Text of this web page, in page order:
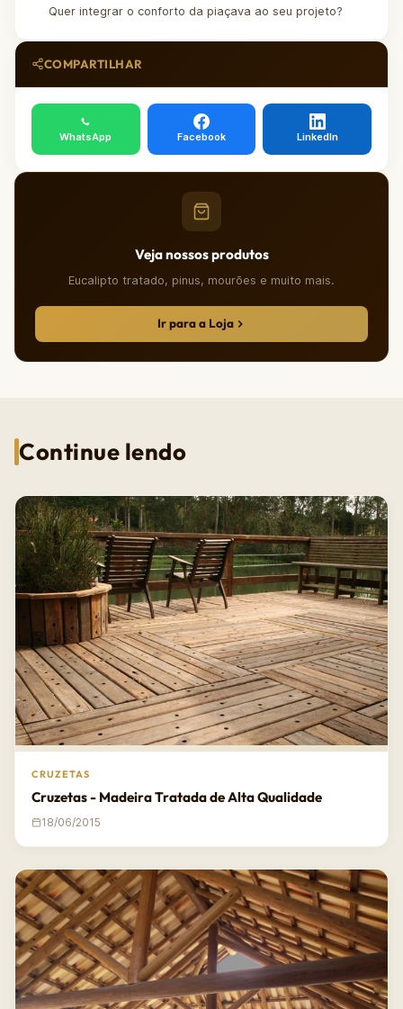
Quer integrar o conforto da piaçava ao seu projeto?
COMPARTILHAR
WhatsApp Facebook LinkedIn
Veja nossos produtos
Eucalipto tratado, pinus, mourões e muito mais.
Ir para a Loja
Continue lendo
CRUZETAS
Cruzetas - Madeira Tratada de Alta Qualidade
18/06/2015